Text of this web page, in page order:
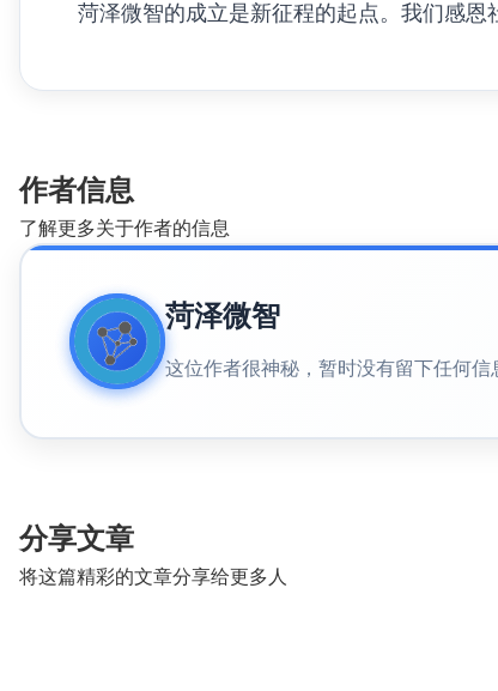
菏泽微智的成立是新征程的起点。我们感
作者信息
了解更多关于作者的信息
菏泽微智
这位作者很神秘，暂时没有留下任何信
分享文章
将这篇精彩的文章分享给更多人